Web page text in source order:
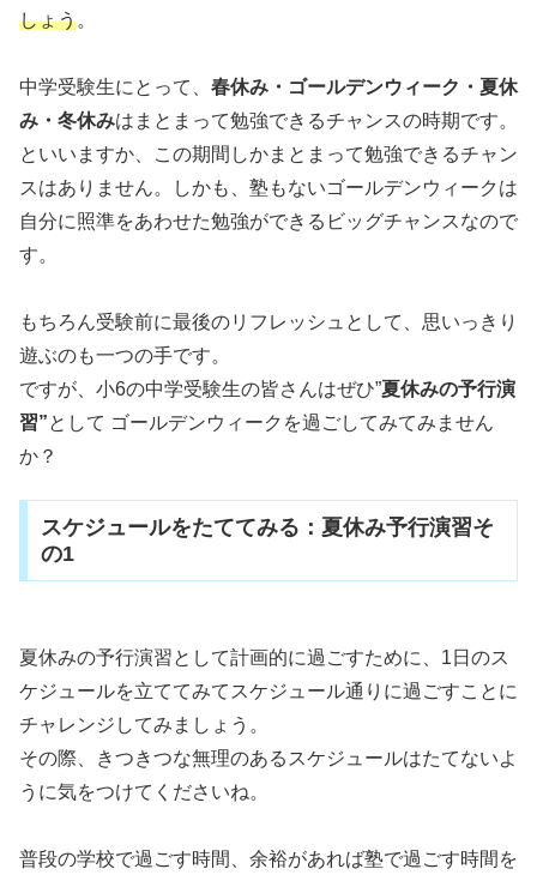
しょう。
中学受験生にとって、 春休み・ゴールデンウィーク・夏休
み・冬休みはまとまって勉強できるチャンスの時期です。
といいますか、この期間しかまとまって勉強できるチャン
スはありません。しかも、塾もないゴールデンウィークは
自分に照準をあわせた勉強ができるビッグチャンスなので
す。
もちろん受験前に最後のリフレッシュとして、思いっきり
遊ぶのも一つの手です。
ですが、小6の中学受験生の皆さんはぜひ”夏休みの予行演
習”として ゴールデンウィークを過ごしてみてみません
か？
スケジュールをたててみる：夏休み予行演習そ
の1
夏休みの予行演習として計画的に過ごすために、1日のス
ケジュールを立ててみてスケジュール通りに過ごすことに
チャレンジしてみましょう。
その際、きつきつな無理のあるスケジュールはたてないよ
うに気をつけてくださいね。
普段の学校で過ごす時間、余裕があれば塾で過ごす時間を